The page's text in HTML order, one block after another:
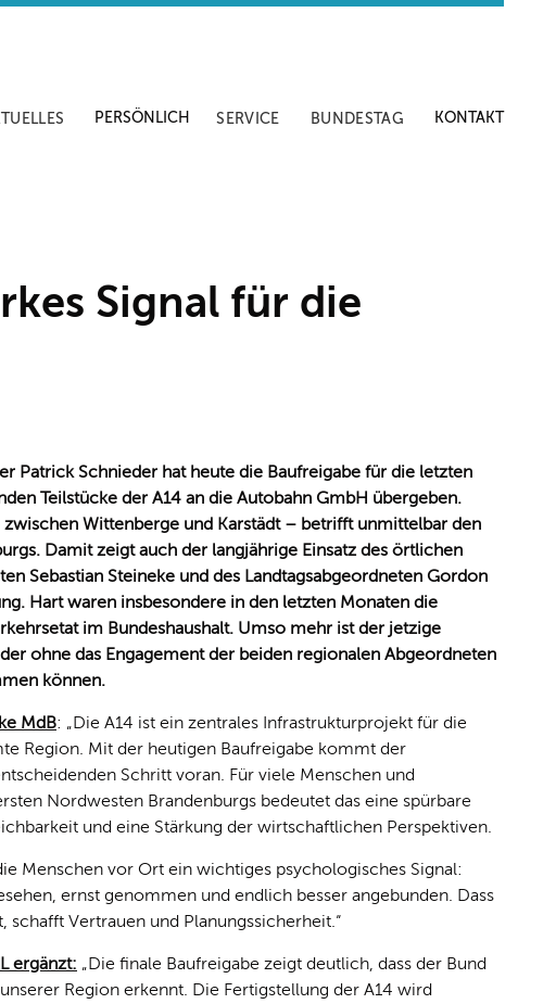
PERSÖNLICH SERVICE BUNDESTAG KONTAKT
Signal für die
Patrick Schnieder hat heute die Baufreigabe für die letzten
Teilstücke der A14 an die Autobahn GmbH übergeben.
Wittenberge und Karstädt – betrifft unmittelbar den
Damit zeigt auch der langjährige Einsatz des örtlichen
Sebastian Steineke und des Landtagsabgeordneten Gordon
Hart waren insbesondere in den letzten Monaten die
im Bundeshaushalt. Umso mehr ist der jetzige
ohne das Engagement der beiden regionalen Abgeordneten
können.
MdB: „Die A14 ist ein zentrales Infrastrukturprojekt für die
Region. Mit der heutigen Baufreigabe kommt der
Schritt voran. Für viele Menschen und
Nordwesten Brandenburgs bedeutet das eine spürbare
und eine Stärkung der wirtschaftlichen Perspektiven.
Menschen vor Ort ein wichtiges psychologisches Signal:
ernst genommen und endlich besser angebunden. Dass
schafft Vertrauen und Planungssicherheit.“
ergänzt: Die finale Baufreigabe zeigt deutlich, dass der Bund
Region erkennt. Die Fertigstellung der A14 wird